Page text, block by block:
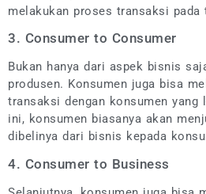
melakukan proses transaksi
3. Consumer to Consumer
Bukan hanya dari aspek bisnis
produsen. Konsumen juga bisa
transaksi dengan konsumen yang
ini, konsumen biasanya akan
dibelinya dari bisnis kepada
4. Consumer to Business